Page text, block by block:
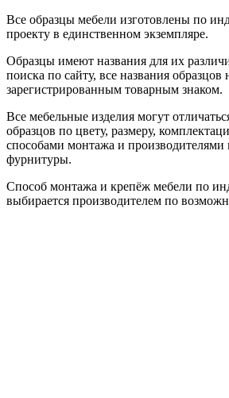
Все образцы мебели изготовлены по
проекту в единственном экземпляре.
Образцы имеют названия для их
поиска по сайту, все названия образцов
зарегистрированным товарным знаком.
Все мебельные изделия могут
образцов по цвету, размеру,
способами монтажа и
фурнитуры.
Способ монтажа и крепёж мебели по
выбирается производителем по